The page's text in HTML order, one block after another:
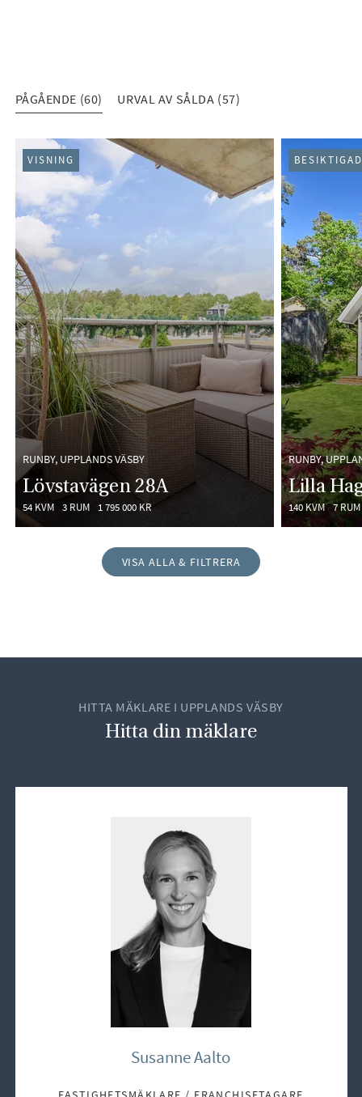
PÅGÅENDE (60) URVAL AV SÅLDA (57)
PÅGÅENDE (60)
RUNBY, UPPLANDS VÄSBY
Lövstavägen 28A
54 KVM 3 RUM 1 795 000 KR
VISNING
RUNBY,
Lilla
140 KVM 7 RUM
BESIKTIGAD
VISA ALLA & FILTRERA
HITTA MÄKLARE I UPPLANDS VÄSBY
Hitta din mäklare
Susanne Aalto